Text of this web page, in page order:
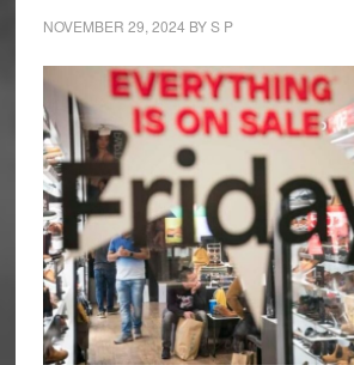
NOVEMBER 29, 2024 BYS P